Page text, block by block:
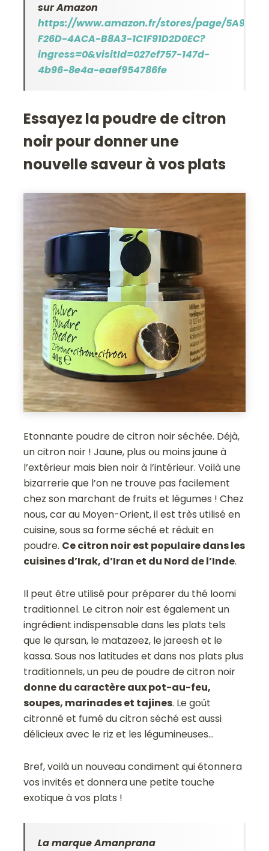
sur Amazon
https://www.amazon.fr/stores/page/
F26D-4ACA-B8A3-1C1F91D2D0EC?
ingress=0&visitId=027ef757-147d-
4b96-8e4a-eaef954786fe
Essayez la poudre de citron
noir pour donner une
nouvelle saveur à vos plats
Etonnante poudre de citron noir séchée. Déjà,
un citron noir ! Jaune, plus ou moins jaune à
l’extérieur mais bien noir à l’intérieur. Voilà une
bizarrerie que l’on ne trouve pas facilement
chez son marchant de fruits et légumes ! Chez
nous, car au Moyen-Orient, il est très utilisé en
cuisine, sous sa forme séché et réduit en
poudre. Ce citron noir est populaire dans les
cuisines d’Irak, d’Iran et du Nord de l’Inde.
Il peut être utilisé pour préparer du thé loomi
traditionnel. Le citron noir est également un
ingrédient indispensable dans les plats tels
que le qursan, le matazeez, le jareesh et le
kassa. Sous nos latitudes et dans nos plats plus
traditionnels, un peu de poudre de citron noir
donne du caractère aux pot-au-feu,
soupes, marinades et tajines. Le goût
citronné et fumé du citron séché est aussi
délicieux avec le riz et les légumineuses…
Bref, voilà un nouveau condiment qui étonnera
vos invités et donnera une petite touche
exotique à vos plats !
La marque Amanprana